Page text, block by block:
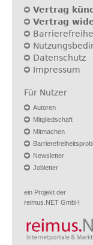
Vertrag
Vertrag
Datenschutz
Impressum
Für Nutzer
Autoren
Mitgliedschaft
Mitmachen
Newsletter
Jobletter
ein Projekt der
reimus.NET GmbH